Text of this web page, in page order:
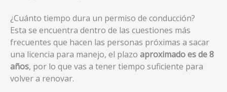
¿Cuánto tiempo dura un permiso de conducción?
Esta se encuentra dentro de las cuestiones más
frecuentes que hacen las personas próximas a sacar
una licencia para manejo, el plazo aproximado es de 8
años, por lo que vas a tener tiempo suficiente para
volver a renovar.